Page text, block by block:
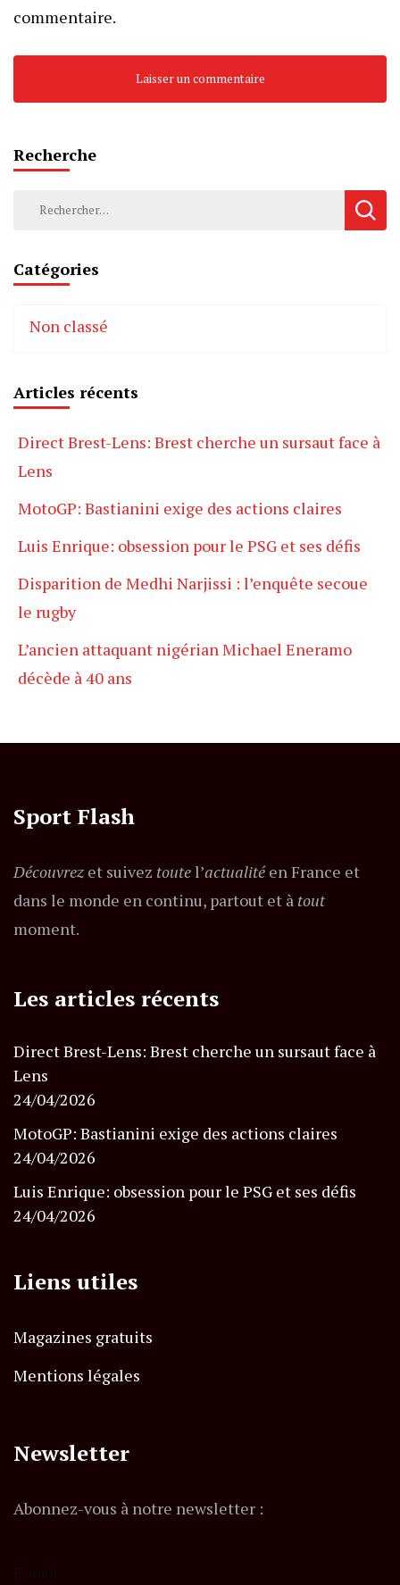
commentaire.
Recherche
Rechercher :
Catégories
Non classé
Articles récents
Direct Brest-Lens: Brest cherche un sursaut face à
Lens
MotoGP: Bastianini exige des actions claires
Luis Enrique: obsession pour le PSG et ses défis
Disparition de Medhi Narjissi : l’enquête secoue
le rugby
L’ancien attaquant nigérian Michael Eneramo
décède à 40 ans
Sport Flash
Découvrez et suivez toutel’actualitéen France et
dans le monde en continu, partout et à tout
moment.
Les articles récents
Direct Brest-Lens: Brest cherche un sursaut face à
Lens
24/04/2026
MotoGP: Bastianini exige des actions claires
24/04/2026
Luis Enrique: obsession pour le PSG et ses défis
24/04/2026
Liens utiles
Magazines gratuits
Mentions légales
Newsletter
Abonnez-vous à notre newsletter :